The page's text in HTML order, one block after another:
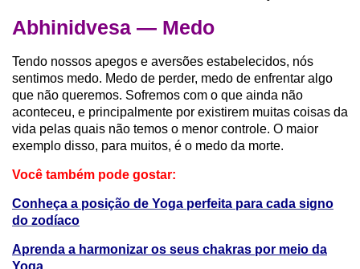
Abhinidvesa — Medo
Tendo nossos apegos e aversões estabelecidos, nós
sentimos medo. Medo de perder, medo de enfrentar algo
que não queremos. Sofremos com o que ainda não
aconteceu, e principalmente por existirem muitas coisas da
vida pelas quais não temos o menor controle. O maior
exemplo disso, para muitos, é o medo da morte.
Você também pode gostar:
Conheça a posição de Yoga perfeita para cada signo
do zodíaco
Aprenda a harmonizar os seus chakras por meio da
Yoga